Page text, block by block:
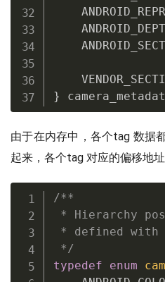
}
由于在内存中，各个tag 数据
起来，各个tag 对应的偏移地址
/**
* Hierarchy
* defined with tag
*/
typedef
enum